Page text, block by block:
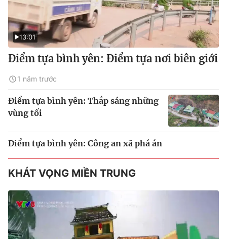
13:01
Điểm tựa bình yên: Điểm tựa nơi biên giới
1 năm trước
Điểm tựa bình yên: Thắp sáng những
vùng tối
Điểm tựa bình yên: Công an xã phá án
KHÁT VỌNG MIỀN TRUNG